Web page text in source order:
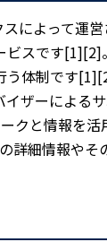
によって運
スです
体制です
ザーによる
クと情報を
詳細情報や